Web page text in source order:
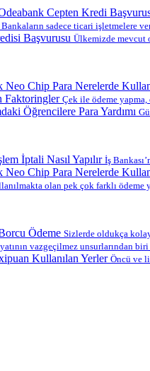
Cepten Kredi
Bankaların sadece ticari işletmelere
Başvurusu Ülkemizde mevcut
Neo Chip Para Nerelerde
Faktoringler Çek ile ödeme yapma,
Öğrencilere Para Yardımı
İptali Nasıl Yapılır İş
Neo Chip Para Nerelerde
olan pek çok farklı ödeme
Ödeme Sizlerde oldukça
vazgeçilmez unsurlarından
Kullanılan Yerler Öncü ve